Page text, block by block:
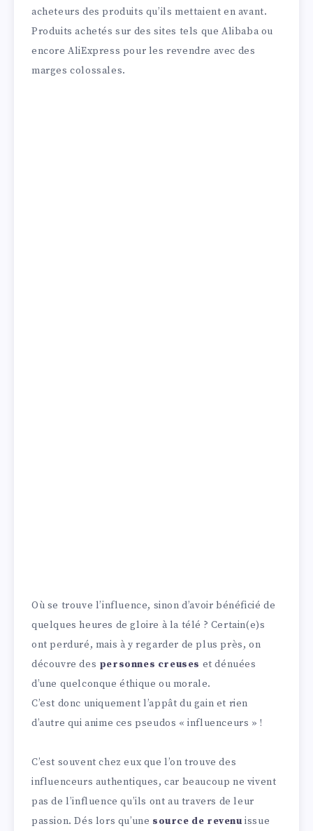
acheteurs des produits qu’ils mettaient en avant.
Produits achetés sur des sites tels que Alibaba ou
encore AliExpress pour les revendre avec des
marges colossales.
Où se trouve l’influence, sinon d’avoir bénéficié de
quelques heures de gloire à la télé ? Certain(e)s
ont perduré, mais à y regarder de plus près, on
découvre des personnes creuses et dénuées
d’une quelconque éthique ou morale.
C’est donc uniquement l’appât du gain et rien
d’autre qui anime ces pseudos « influenceurs » !
C’est souvent chez eux que l’on trouve des
influenceurs authentiques, car beaucoup ne vivent
pas de l’influence qu’ils ont au travers de leur
passion. Dés lors qu’une source de revenu issue